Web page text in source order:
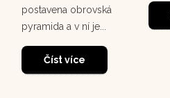
postavena obrovská
pyramida a v ní je...
Číst více